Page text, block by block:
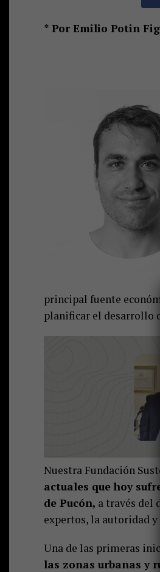
* Por Emilio Potin
principal fuente
planificar el desarrollo
Nuestra Fundación
actuales que hoy
de Pucón, a través del
expertos, la autoridad
Una de las primeras
las zonas urbanas y